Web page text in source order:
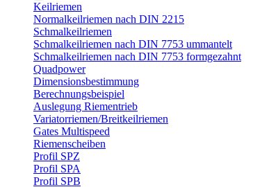
Keilriemen
Normalkeilriemen nach DIN 2215
Schmalkeilriemen
Schmalkeilriemen nach DIN 7753 ummantelt
Schmalkeilriemen nach DIN 7753 formgezahnt
Quadpower
Dimensionsbestimmung
Berechnungsbeispiel
Auslegung Riementrieb
Variatorriemen/Breitkeilriemen
Gates Multispeed
Riemenscheiben
Profil SPZ
Profil SPA
Profil SPB